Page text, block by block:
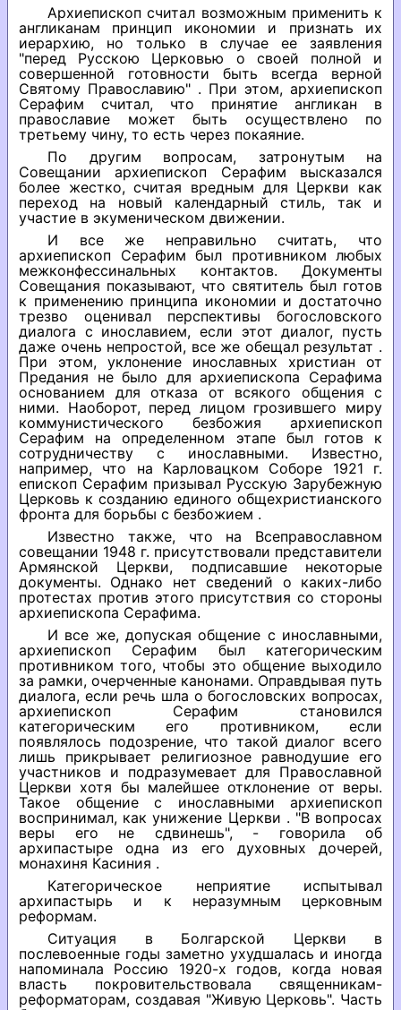
Архиепископ считал возможным применить к
англиканам принцип икономии и признать их
иерархию, но только в случае ее заявления
"перед Русскою Церковью о своей полной и
совершенной готовности быть всегда верной
Святому Православию" . При этом, архиепископ
Серафим считал, что принятие англикан в
православие может быть осуществлено по
третьему чину, то есть через покаяние.
По другим вопросам, затронутым на
Совещании архиепископ Серафим высказался
более жестко, считая вредным для Церкви как
переход на новый календарный стиль, так и
участие в экуменическом движении.
И все же неправильно считать, что
архиепископ Серафим был противником любых
межконфессинальных контактов. Документы
Совещания показывают, что святитель был готов
к применению принципа икономии и достаточно
трезво оценивал перспективы богословского
диалога с инославием, если этот диалог, пусть
даже очень непростой, все же обещал результат .
При этом, уклонение инославных христиан от
Предания не было для архиепископа Серафима
основанием для отказа от всякого общения с
ними. Наоборот, перед лицом грозившего миру
коммунистического безбожия архиепископ
Серафим на определенном этапе был готов к
сотрудничеству с инославными. Известно,
например, что на Карловацком Соборе 1921 г.
епископ Серафим призывал Русскую Зарубежную
Церковь к созданию единого общехристианского
фронта для борьбы с безбожием .
Известно также, что на Всеправославном
совещании 1948 г. присутствовали представители
Армянской Церкви, подписавшие некоторые
документы. Однако нет сведений о каких-либо
протестах против этого присутствия со стороны
архиепископа Серафима.
И все же, допуская общение с инославными,
архиепископ Серафим был категорическим
противником того, чтобы это общение выходило
за рамки, очерченные канонами. Оправдывая путь
диалога, если речь шла о богословских вопросах,
архиепископ Серафим становился
категорическим его противником, если
появлялось подозрение, что такой диалог всего
лишь прикрывает религиозное равнодушие его
участников и подразумевает для Православной
Церкви хотя бы малейшее отклонение от веры.
Такое общение с инославными архиепископ
воспринимал, как унижение Церкви . "В вопросах
веры его не сдвинешь", - говорила об
архипастыре одна из его духовных дочерей,
монахиня Касиния .
Категорическое неприятие испытывал
архипастырь и к неразумным церковным
реформам.
Ситуация в Болгарской Церкви в
послевоенные годы заметно ухудшалась и иногда
напоминала Россию 1920-х годов, когда новая
власть покровительствовала священникам-
реформаторам, создавая "Живую Церковь". Часть